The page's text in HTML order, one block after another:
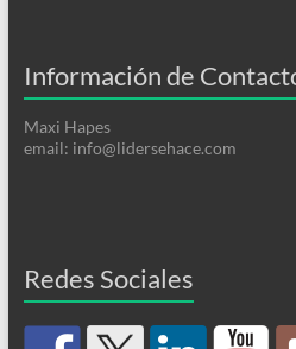
Información de
Maxi Hapes
email: info@lidersehace.com
Redes Sociales